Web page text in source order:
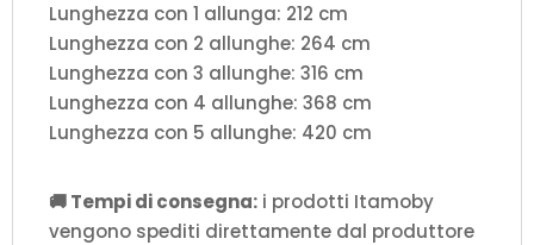
Lunghezza con 1 allunga: 212 cm
Lunghezza con 2 allunghe: 264 cm
Lunghezza con 3 allunghe: 316 cm
Lunghezza con 4 allunghe: 368 cm
Lunghezza con 5 allunghe: 420 cm
🚚 Tempi di consegna: i prodotti Itamoby
vengono spediti direttamente dal produttore